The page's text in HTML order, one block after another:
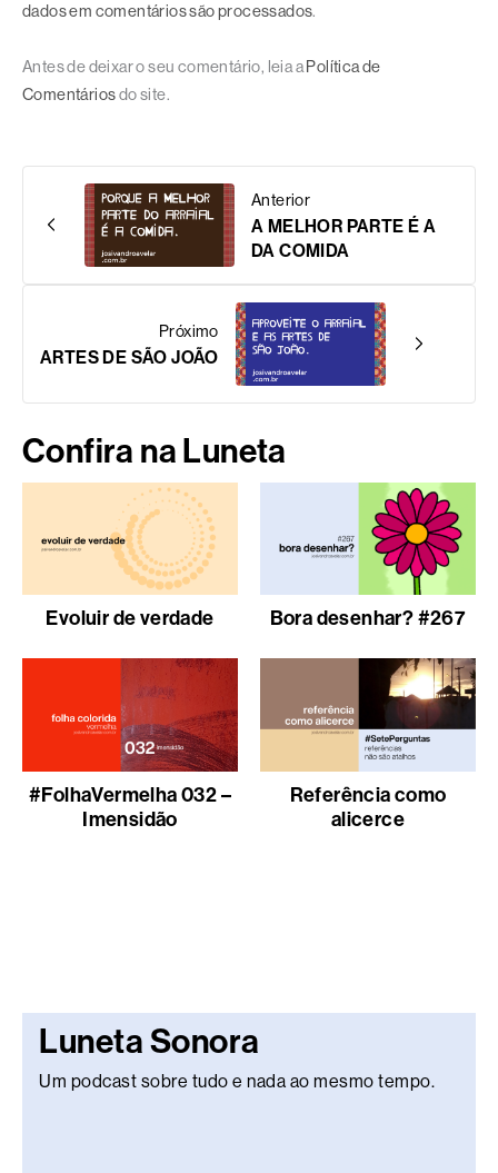
dados em comentários são processados.
Antes de deixar o seu comentário, leia aPolítica de
Comentáriosdo site.
Anterior
A MELHOR PARTE É A
DA COMIDA
Próximo
ARTES DE SÃO JOÃO
Confira na Luneta
Evoluir de verdade Bora desenhar? #267
#FolhaVermelha 032 –
Imensidão
Referência como
alicerce
Luneta Sonora
Um podcast sobre tudo e nada ao mesmo tempo.